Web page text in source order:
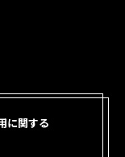
に関する